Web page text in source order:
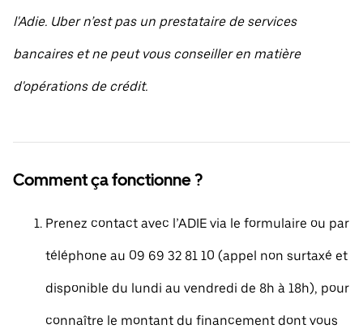
l'Adie. Uber n’est pas un prestataire de services
bancaires et ne peut vous conseiller en matière
d'opérations de crédit.
Comment ça fonctionne ?
Prenez contact avec l’ADIE via le formulaire ou par
téléphone au 09 69 32 81 10 (appel non surtaxé et
disponible du lundi au vendredi de 8h à 18h), pour
connaître le montant du financement dont vous